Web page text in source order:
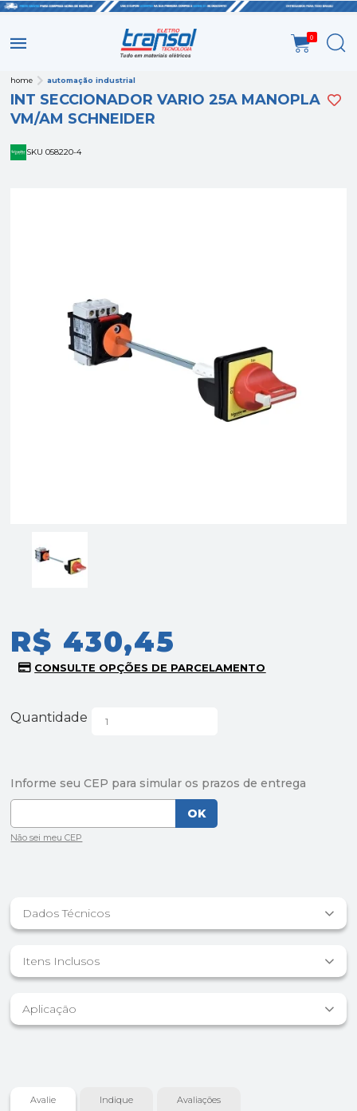
0
home automação industrial
INT SECCIONADOR VARIO 25A MANOPLA
VM/AM SCHNEIDER
SKU 058220-4
R$ 430,45
Quantidade
Dados Técnicos
Itens Inclusos
Aplicação
Avalie Indique Avaliações